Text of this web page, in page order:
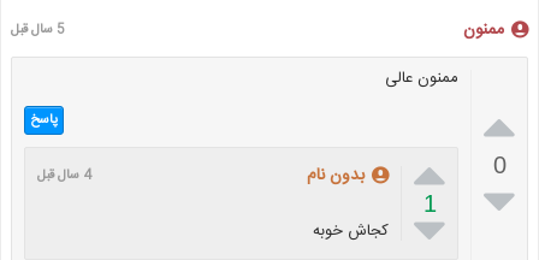
ممنون 5 سال قبل

0

ممنون عالی
پاسخ

1

بدون نام 4 سال قبل
کجاش خوبه